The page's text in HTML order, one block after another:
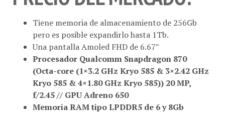
pero es posible expandirlo hasta 1Tb.
Una pantalla Amoled FHD de 6.67″
Procesador Qualcomm Snapdragon 870
(Octa-core (1×3.2 GHz Kryo 585 & 3×2.42 GHz
Kryo 585 & 4×1.80 GHz Kryo 585)) 20 MP,
f/2.45 // GPU Adreno 650
Memoria RAM tipo LPDDR5 de 6 y 8Gb
Cámara Triple 48 MP, f/1.8, 26mm (wide), 1/2″,